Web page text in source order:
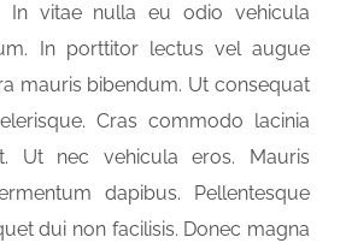
In vitae nulla eu odio vehicula
In porttitor lectus vel augue
mauris bibendum. Ut consequat
Cras commodo lacinia
Ut nec vehicula eros. Mauris
dapibus. Pellentesque
dui non facilisis. Donec magna